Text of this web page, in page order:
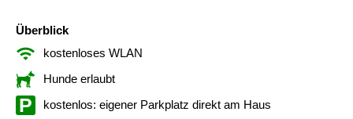
Überblick
kostenloses WLAN
Hunde erlaubt
kostenlos: eigener Parkplatz direkt am Haus